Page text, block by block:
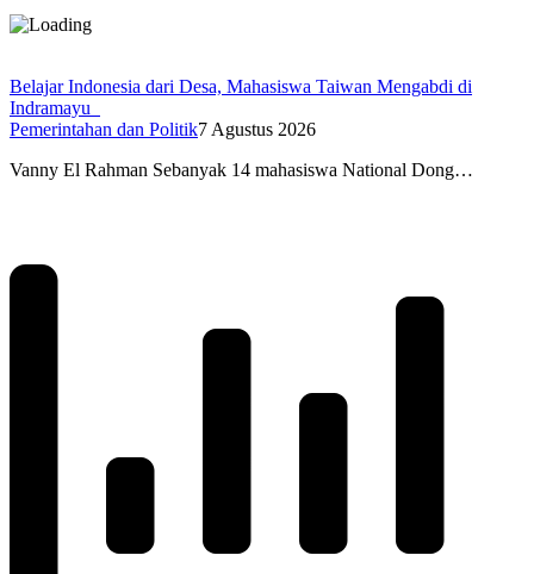
Belajar Indonesia dari Desa, Mahasiswa Taiwan Mengabdi di
Indramayu
Pemerintahan dan Politik7 Agustus 2026
Vanny El Rahman Sebanyak 14 mahasiswa National Dong…